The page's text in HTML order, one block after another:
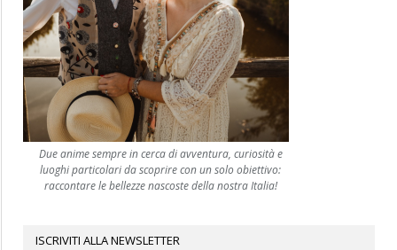
Due anime sempre in cerca di avventura, curiosità e
luoghi particolari da scoprire con un solo obiettivo:
raccontare le bellezze nascoste della nostra Italia!
ISCRIVITI ALLA NEWSLETTER